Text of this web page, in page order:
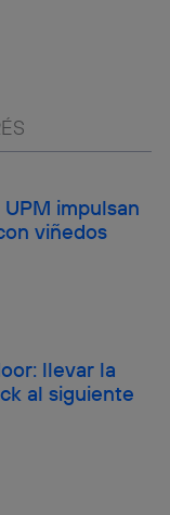
impulsan
viñedos
llevar la
al siguiente